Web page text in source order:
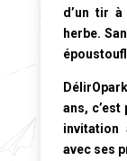
d’un tir à
herbe.
ans,
invitation
avec ses